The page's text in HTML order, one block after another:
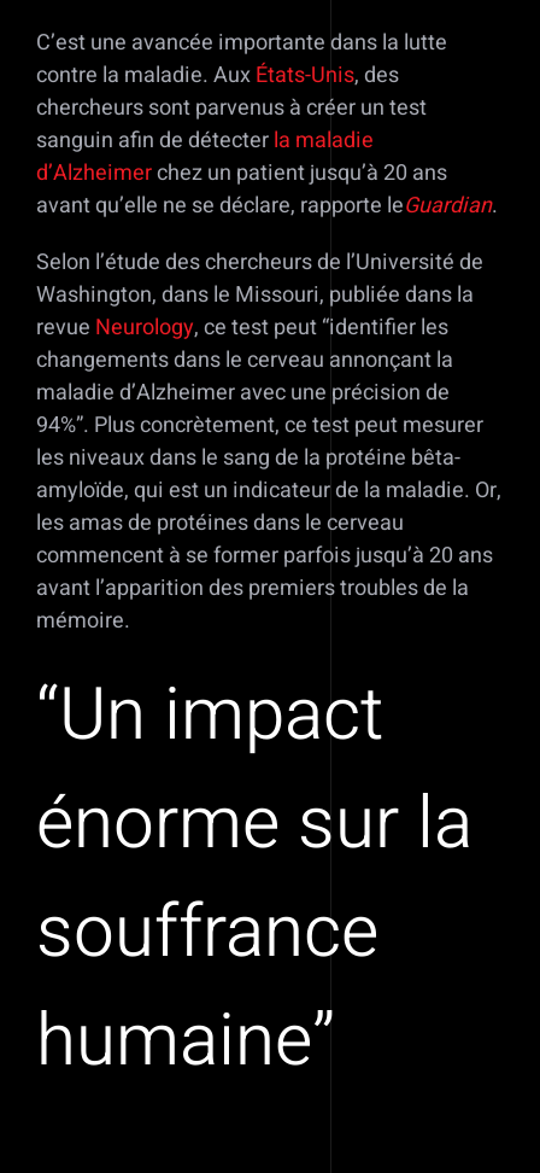
C’est une avancée importante dans la lutte
contre la maladie. AuxÉtats-Unis, des
chercheurs sont parvenus à créer un test
sanguin afin de détecterla maladie
d’Alzheimerchez un patient jusqu’à 20 ans
avant qu’elle ne se déclare, rapporte leGuardian.
Selon l’étude des chercheurs de l’Université de
Washington, dans le Missouri, publiée dans la
revue Neurology, ce test peut “identifier les
changements dans le cerveau annonçant la
maladie d’Alzheimer avec une précision de
94%”. Plus concrètement, ce test peut mesurer
les niveaux dans le sang de la protéine bêta-
amyloïde, qui est un indicateur de la maladie. Or,
les amas de protéines dans le cerveau
commencent à se former parfois jusqu’à 20 ans
avant l’apparition des premiers troubles de la
mémoire.
“Un impact
énorme sur la
souffrance
humaine”